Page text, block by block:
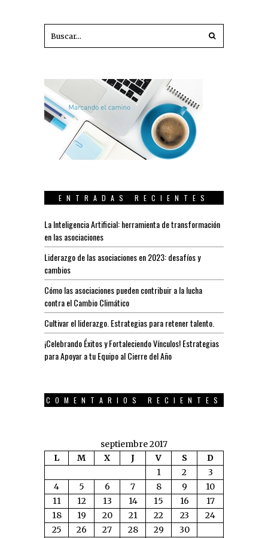
ENTRADAS RECIENTES
La Inteligencia Artificial: herramienta de transformación
en las asociaciones
Liderazgo de las asociaciones en 2023: desafíos y
cambios
Cómo las asociaciones pueden contribuir a la lucha
contra el Cambio Climático
Cultivar el liderazgo. Estrategias para retener talento.
¡Celebrando Éxitos y Fortaleciendo Vínculos! Estrategias
para Apoyar a tu Equipo al Cierre del Año
COMENTARIOS RECIENTES
septiembre 2017
L
M X J V S D
1 2
3
4
5 6 7 8 9
10
11
12 13 14 15 16
17
18
19 20 21 22 23
24
25
26 27 28 29 30